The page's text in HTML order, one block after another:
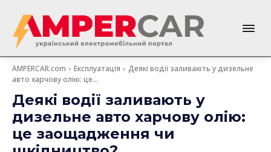
AMPERCAR.com Експлуатація
Деякі водії заливають у дизельне
авто харчову олію: це...
Деякі водії заливають у
дизельне авто харчову олію:
це заощадження чи